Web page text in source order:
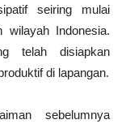
seiring mulai
Indonesia.
telah disiapkan
di lapangan.
sebelumnya